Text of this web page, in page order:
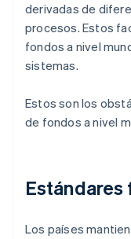
derivadas de
procesos. Estos
fondos a nivel
sistemas.
Estos son los
de fondos a nivel
Los países